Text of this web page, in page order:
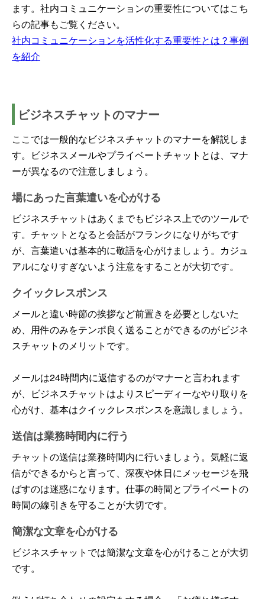
ます。社内コミュニケーションの重要性についてはこち
らの記事もご覧ください。
社内コミュニケーションを活性化する重要性とは？事例
を紹介
ビジネスチャットのマナー
ここでは一般的なビジネスチャットのマナーを解説しま
す。ビジネスメールやプライベートチャットとは、マナ
ーが異なるので注意しましょう。
場にあった言葉遣いを心がける
ビジネスチャットはあくまでもビジネス上でのツールで
す。チャットとなると会話がフランクになりがちです
が、言葉遣いは基本的に敬語を心がけましょう。カジュ
アルになりすぎないよう注意をすることが大切です。
クイックレスポンス
メールと違い時節の挨拶など前置きを必要としないた
め、用件のみをテンポ良く送ることができるのがビジネ
スチャットのメリットです。
メールは24時間内に返信するのがマナーと言われます
が、ビジネスチャットはよりスピーディーなやり取りを
心がけ、基本はクイックレスポンスを意識しましょう。
送信は業務時間内に行う
チャットの送信は業務時間内に行いましょう。気軽に返
信ができるからと言って、深夜や休日にメッセージを飛
ばすのは迷惑になります。仕事の時間とプライベートの
時間の線引きを守ることが大切です。
簡潔な文章を心がける
ビジネスチャットでは簡潔な文章を心がけることが大切
です。